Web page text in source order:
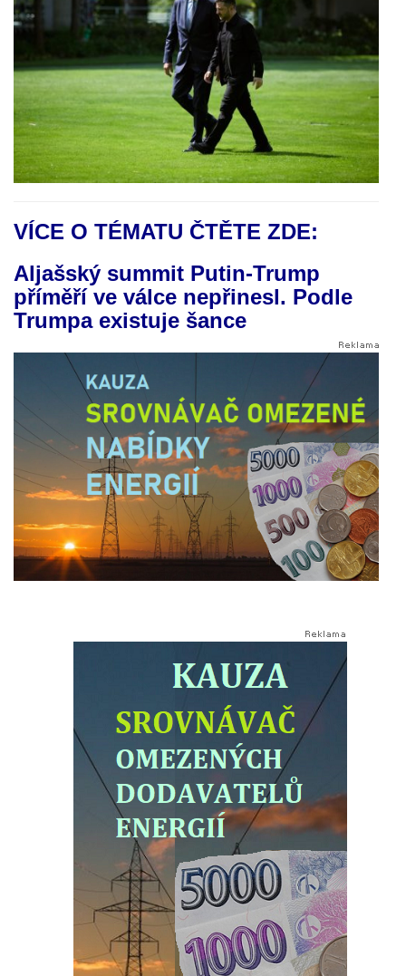
VÍCE O TÉMATU ČTĚTE ZDE:
Aljašský summit Putin-Trump
příměří ve válce nepřinesl. Podle
Trumpa existuje šance